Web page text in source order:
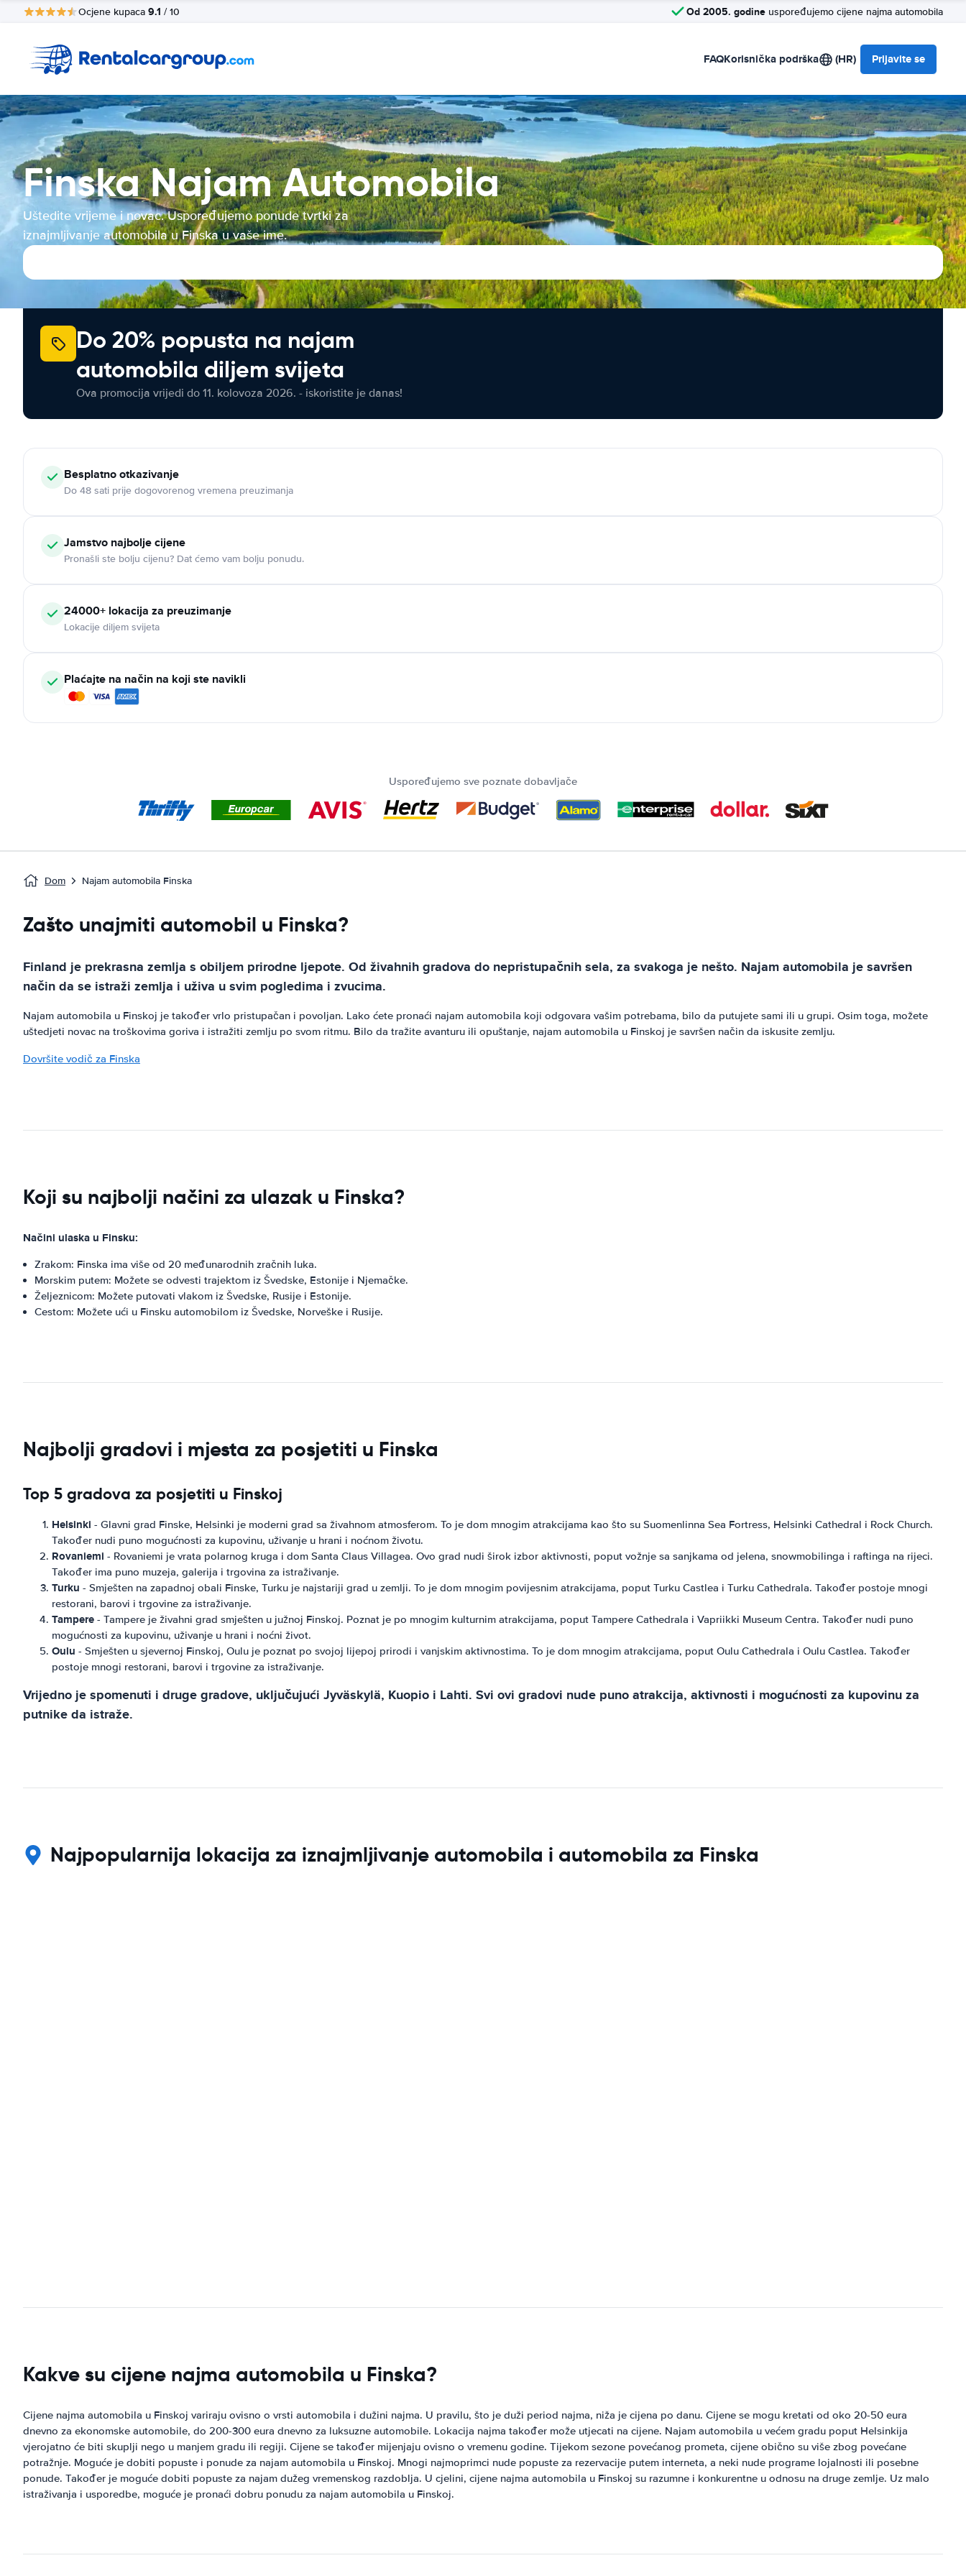
Ocjene kupaca 9.1 / 10 Od 2005. godine uspoređujemo cijene najma automobila
FAQKorisnička podrška (HR) Prijavite se
Finska Najam Automobila
Uštedite vrijeme i novac. Uspoređujemo ponude tvrtki za
iznajmljivanje automobila u Finska u vaše ime.
Do 20% popusta na najam
automobila diljem svijeta
Ova promocija vrijedi do 11. kolovoza 2026. - iskoristite je danas!
Besplatno otkazivanje
Do 48 sati prije dogovorenog vremena preuzimanja
Jamstvo najbolje cijene
Pronašli ste bolju cijenu? Dat ćemo vam bolju ponudu.
24000+ lokacija za preuzimanje
Lokacije diljem svijeta
Plaćajte na način na koji ste navikli
Uspoređujemo sve poznate dobavljače
Dom Najam automobila Finska
Zašto unajmiti automobil u Finska?
Finland je prekrasna zemlja s obiljem prirodne ljepote. Od živahnih gradova do nepristupačnih sela, za svakoga je nešto. Najam automobila je savršen
način da se istraži zemlja i uživa u svim pogledima i zvucima.
Najam automobila u Finskoj je također vrlo pristupačan i povoljan. Lako ćete pronaći najam automobila koji odgovara vašim potrebama, bilo da putujete sami ili u grupi. Osim toga, možete
uštedjeti novac na troškovima goriva i istražiti zemlju po svom ritmu. Bilo da tražite avanturu ili opuštanje, najam automobila u Finskoj je savršen način da iskusite zemlju.
Dovršite vodič za Finska
Koji su najbolji načini za ulazak u Finska?
Načini ulaska u Finsku:
Zrakom: Finska ima više od 20 međunarodnih zračnih luka.
Morskim putem: Možete se odvesti trajektom iz Švedske, Estonije i Njemačke.
Željeznicom: Možete putovati vlakom iz Švedske, Rusije i Estonije.
Cestom: Možete ući u Finsku automobilom iz Švedske, Norveške i Rusije.
Najbolji gradovi i mjesta za posjetiti u Finska
Top 5 gradova za posjetiti u Finskoj
Helsinki - Glavni grad Finske, Helsinki je moderni grad sa živahnom atmosferom. To je dom mnogim atrakcijama kao što su Suomenlinna Sea Fortress, Helsinki Cathedral i Rock Church.
Također nudi puno mogućnosti za kupovinu, uživanje u hrani i noćnom životu.
Rovaniemi - Rovaniemi je vrata polarnog kruga i dom Santa Claus Villagea. Ovo grad nudi širok izbor aktivnosti, poput vožnje sa sanjkama od jelena, snowmobilinga i raftinga na rijeci.
Također ima puno muzeja, galerija i trgovina za istraživanje.
Turku - Smješten na zapadnoj obali Finske, Turku je najstariji grad u zemlji. To je dom mnogim povijesnim atrakcijama, poput Turku Castlea i Turku Cathedrala. Također postoje mnogi
restorani, barovi i trgovine za istraživanje.
Tampere - Tampere je živahni grad smješten u južnoj Finskoj. Poznat je po mnogim kulturnim atrakcijama, poput Tampere Cathedrala i Vapriikki Museum Centra. Također nudi puno
mogućnosti za kupovinu, uživanje u hrani i noćni život.
Oulu - Smješten u sjevernoj Finskoj, Oulu je poznat po svojoj lijepoj prirodi i vanjskim aktivnostima. To je dom mnogim atrakcijama, poput Oulu Cathedrala i Oulu Castlea. Također
postoje mnogi restorani, barovi i trgovine za istraživanje.
Vrijedno je spomenuti i druge gradove, uključujući Jyväskylä, Kuopio i Lahti. Svi ovi gradovi nude puno atrakcija, aktivnosti i mogućnosti za kupovinu za
putnike da istraže.
Najpopularnija lokacija za iznajmljivanje automobila i automobila za Finska
Kakve su cijene najma automobila u Finska?
Cijene najma automobila u Finskoj variraju ovisno o vrsti automobila i dužini najma. U pravilu, što je duži period najma, niža je cijena po danu. Cijene se mogu kretati od oko 20-50 eura
dnevno za ekonomske automobile, do 200-300 eura dnevno za luksuzne automobile. Lokacija najma također može utjecati na cijene. Najam automobila u većem gradu poput Helsinkija
vjerojatno će biti skuplji nego u manjem gradu ili regiji. Cijene se također mijenjaju ovisno o vremenu godine. Tijekom sezone povećanog prometa, cijene obično su više zbog povećane
potražnje. Moguće je dobiti popuste i ponude za najam automobila u Finskoj. Mnogi najmoprimci nude popuste za rezervacije putem interneta, a neki nude programe lojalnosti ili posebne
ponude. Također je moguće dobiti popuste za najam dužeg vremenskog razdoblja. U cjelini, cijene najma automobila u Finskoj su razumne i konkurentne u odnosu na druge zemlje. Uz malo
istraživanja i usporedbe, moguće je pronaći dobru ponudu za najam automobila u Finskoj.